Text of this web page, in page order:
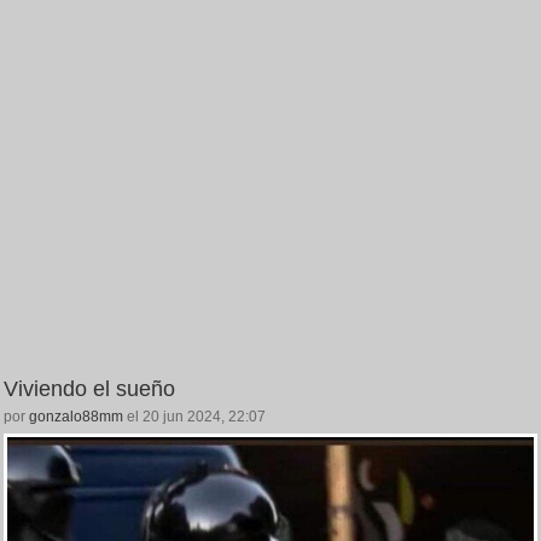
Viviendo el sueño
por gonzalo88mm el 20 jun 2024, 22:07